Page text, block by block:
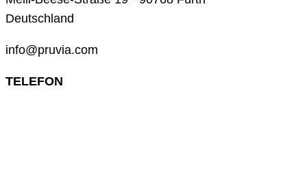
Deutschland
info@pruvia.com
TELEFON